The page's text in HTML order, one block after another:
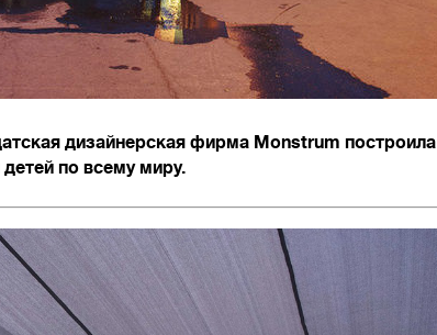
дизайнерская фирма Monstrum построила
по всему миру.